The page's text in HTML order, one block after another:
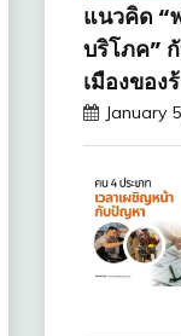
แนวคิด “
บริโภค”
เมืองของ
January